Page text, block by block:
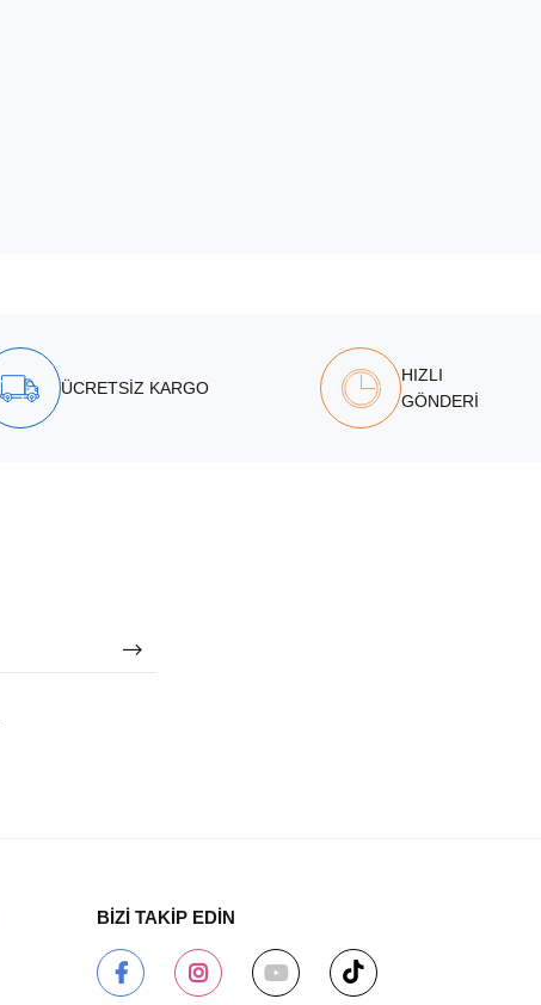
ÜCRETSİZ KARGO
HIZLI
GÖNDERİ
BİZİ TAKİP EDİN